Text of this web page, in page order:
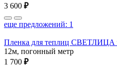
3 600 ₽
еще предложений: 1
Пленка для теплиц СВЕТЛИЦА
12м, погонный метр
1 700 ₽